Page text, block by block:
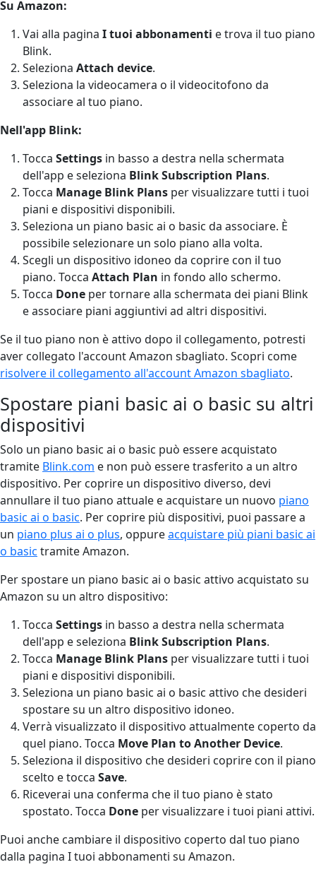
Su Amazon:
Vai alla pagina I tuoi abbonamenti e trova il tuo piano
Blink.
Seleziona Attach device.
Seleziona la videocamera o il videocitofono da
associare al tuo piano.
Nell'app Blink:
Tocca Settings in basso a destra nella schermata
dell'app e seleziona Blink Subscription Plans.
Tocca Manage Blink Plans per visualizzare tutti i tuoi
piani e dispositivi disponibili.
Seleziona un piano basic ai o basic da associare. È
possibile selezionare un solo piano alla volta.
Scegli un dispositivo idoneo da coprire con il tuo
piano. Tocca Attach Plan in fondo allo schermo.
Tocca Done per tornare alla schermata dei piani Blink
e associare piani aggiuntivi ad altri dispositivi.
Se il tuo piano non è attivo dopo il collegamento, potresti
aver collegato l'account Amazon sbagliato. Scopri come
risolvere il collegamento all'account Amazon sbagliato.
Spostare piani basic ai o basic su altri
dispositivi
Solo un piano basic ai o basic può essere acquistato
tramite Blink.com e non può essere trasferito a un altro
dispositivo. Per coprire un dispositivo diverso, devi
annullare il tuo piano attuale e acquistare un nuovo piano
basic ai o basic. Per coprire più dispositivi, puoi passare a
un piano plus ai o plus, oppureacquistare più piani basic ai
o basic tramite Amazon.
Per spostare un piano basic ai o basic attivo acquistato su
Amazon su un altro dispositivo:
Tocca Settings in basso a destra nella schermata
dell'app e seleziona Blink Subscription Plans.
Tocca Manage Blink Plans per visualizzare tutti i tuoi
piani e dispositivi disponibili.
Seleziona un piano basic ai o basic attivo che desideri
spostare su un altro dispositivo idoneo.
Verrà visualizzato il dispositivo attualmente coperto da
quel piano. Tocca Move Plan to Another Device.
Seleziona il dispositivo che desideri coprire con il piano
scelto e tocca Save.
Riceverai una conferma che il tuo piano è stato
spostato. Tocca Done per visualizzare i tuoi piani attivi.
Puoi anche cambiare il dispositivo coperto dal tuo piano
dalla pagina I tuoi abbonamenti su Amazon.